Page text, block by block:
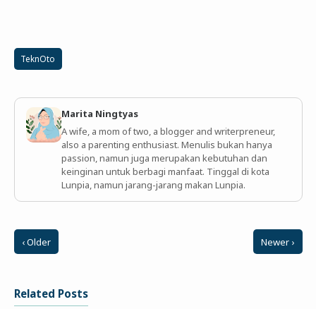
TeknOto
Marita Ningtyas
A wife, a mom of two, a blogger and writerpreneur,
also a parenting enthusiast. Menulis bukan hanya
passion, namun juga merupakan kebutuhan dan
keinginan untuk berbagi manfaat. Tinggal di kota
Lunpia, namun jarang-jarang makan Lunpia.
‹ Older Newer ›
Related Posts